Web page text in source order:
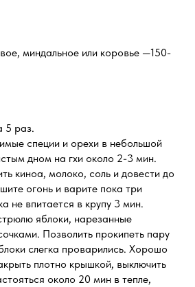
миндальное или коровье —150-
5 раз.
специи и орехи в небольшой
дном на гхи около 2-3 мин.
киноа, молоко, соль и довести до
огонь и варите пока три
не впитается в крупу 3 мин.
яблоки, нарезанные
Позволить прокипеть пару
слегка проварились. Хорошо
плотно крышкой, выключить
около 20 мин в тепле,